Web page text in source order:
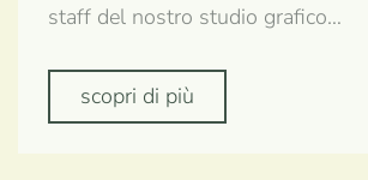
staff del nostro studio grafico…
scopri di più